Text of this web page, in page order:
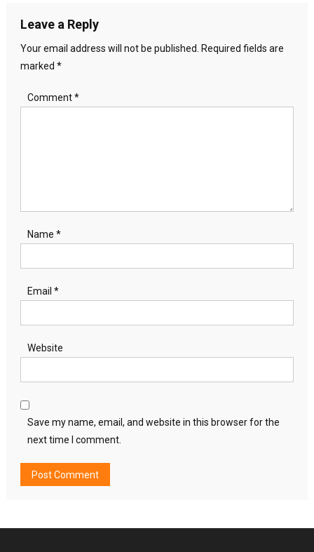
Leave a Reply
Your email address will not be published.
Required fields are
marked *
Comment*
Name *
Email *
Website
Save my name, email, and website in this browser for the
next time I comment.